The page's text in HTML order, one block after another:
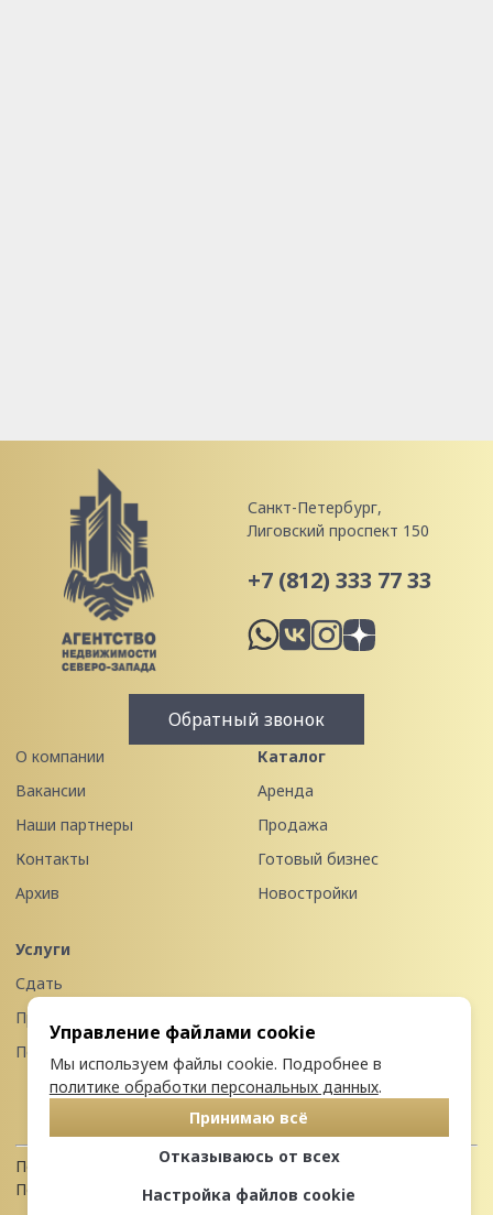
Санкт-Петербург,
Лиговский проспект 150
+7 (812) 333 77 33
Обратный звонок
О компании
Вакансии
Наши партнеры
Контакты
Архив
Каталог
Аренда
Продажа
Готовый бизнес
Новостройки
Услуги
Сдать
Продать
Передать в управление
Политика конфиденциальности
Пользовательское соглашение
Управление файлами cookie
Мы используем файлы cookie. Подробнее в
политике обработки персональных данных.
Принимаю всё
Отказываюсь от всех
Настройка файлов cookie